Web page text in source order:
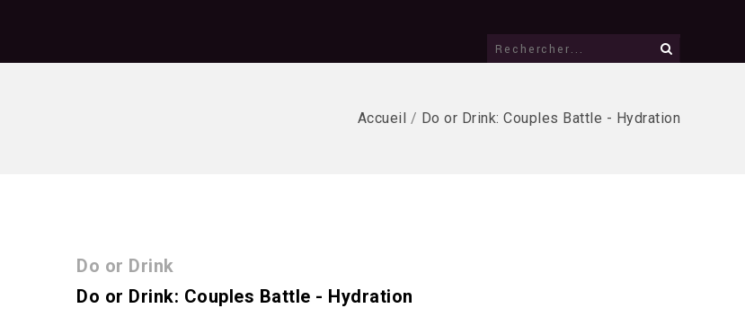
Accueil / Do or Drink: Couples Battle - Hydration
Do or Drink
Do or Drink: Couples Battle - Hydration